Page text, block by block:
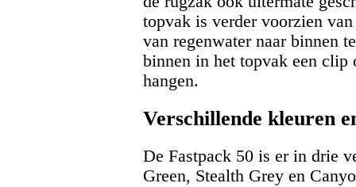
topvak is verder voorzien
van regenwater naar binnen
binnen in het topvak een clip
hangen.
Verschillende kleuren
De Fastpack 50 is er in drie
Green, Stealth Grey en